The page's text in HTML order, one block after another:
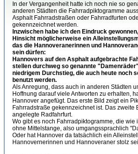
In der Vergangenheit hatte ich noch nie so
anderen Städten die Fahrradpiktogramme
Asphalt Fahrradstraßen oder Fahrradfurten
gekennzeichnet werden.
Inzwischen habe ich den Eindruck
Hinsicht möglicherweise ein
das die Hannoveranerinnen und
sein dürfen:
Hannovers auf den Asphalt aufgebrachte
stellen durchweg so genannte
niedrigem Durchstieg, die auch heute noch
benutzt werden.
Als Anregung, dass auch in anderen Städten
Hoffnung darauf viele Antworten zu erhalten,
Hannover angefügt. Das erste Bild zeigt ein
Fahrradstraße gekennzeichnet ist. Das zweite
angelegte Radfahrfurt.
Wo gibt es noch Fahrradpiktogramme, die wie
ohne Mittelstange, also umgangssprachlich
Oder hat Hannover da tatsächlich ein
Hannovernerinnen und Hannoveraner stolz